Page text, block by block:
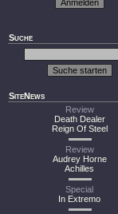
Suche
SiteNews
Review
Death Dealer
Reign Of Steel
Review
Audrey Horne
Achilles
Special
In Extremo